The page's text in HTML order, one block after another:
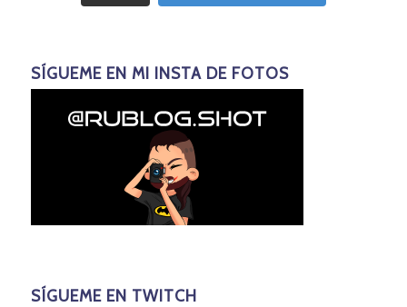
SÍGUEME EN MI INSTA DE FOTOS
SÍGUEME EN TWITCH